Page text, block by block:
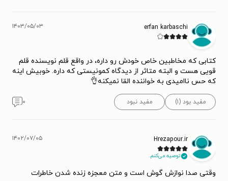
erfan karbaschi ۱۴۰۳/۰۵/۰۳
کتابی که مخاطبین خاص خودش رو داره، در واقع قلم نویسنده قلم
قویی هست و البته متاثر از دیدگاه کمونیستی که داره. خوبیش اینه
که حس ناامیدی به خواننده القا نمیکنه👌
مفید بود (۱) مفید نبود ۰
Hrezapour.ir
توصیه می‌کنم.
۱۴۰۲/۰۷/۰۵
وقتی صدا نوازش گوش است و متن معجزه زنده شدن خاطرات